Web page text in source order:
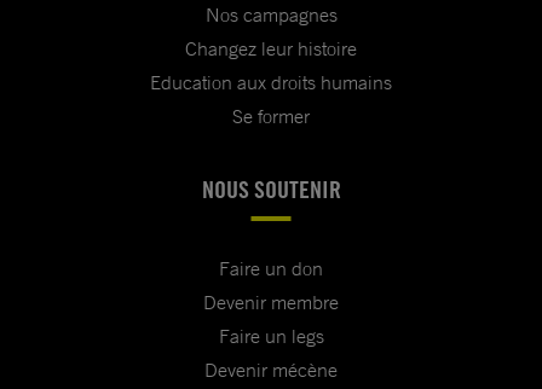
Nos campagnes
Changez leur histoire
Education aux droits humains
Se former
NOUS SOUTENIR
Faire un don
Devenir membre
Faire un legs
Devenir mécène